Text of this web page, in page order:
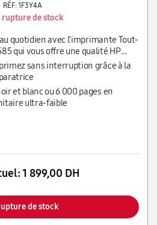
RÉF: 1F3Y4A
rupture de stock
quotidien avec l’imprimante Tout-
qui vous offre une qualité HP
réelles
sans interruption grâce à la
et blanc ou 6 000 pages en
ultra-faible
1 899,00 DH
de stock